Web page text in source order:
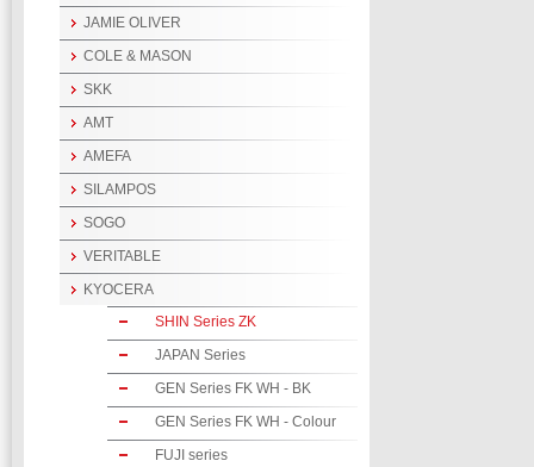
JAMIE OLIVER
COLE & MASON
SKK
AMT
AMEFA
SILAMPOS
SOGO
VERITABLE
KYOCERA
SHIN Series ZK
JAPAN Series
GEN Series FK WH - BK
GEN Series FK WH - Colour
FUJI series